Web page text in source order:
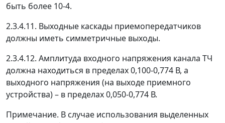
быть более 10-4.
2.3.4.11. Выходные каскады приемопередатчиков
должны иметь симметричные выходы.
2.3.4.12. Амплитуда входного напряжения канала ТЧ
должна находиться в пределах 0,100-0,774 В, а
выходного напряжения (на выходе приемного
устройства)– в пределах 0,050-0,774 В.
Примечание. В случае использования выделенных